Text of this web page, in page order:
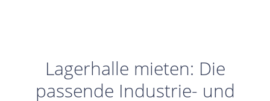
Lagerhalle mieten: Die
passende Industrie- und